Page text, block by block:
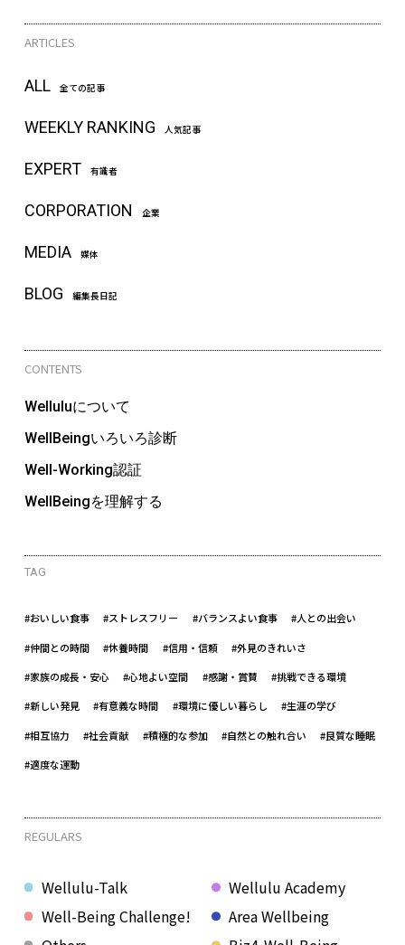
ARTICLES
ALL 全ての記事
WEEKLY RANKING 人気記事
EXPERT 有識者
CORPORATION 企業
MEDIA 媒体
BLOG 編集長日記
CONTENTS
Welluluについて
WellBeingいろいろ診断
Well-Working認証
WellBeingを理解する
TAG
#おいしい食事 #ストレスフリー #バランスよい食事 #人との出会い
#仲間との時間 #休養時間 #信用・信頼 #外見のきれいさ
#家族の成長・安心 #心地よい空間 #感謝・賞賛 #挑戦できる環境
#新しい発見 #有意義な時間 #環境に優しい暮らし #生涯の学び
#相互協力 #社会貢献 #積極的な参加 #自然との触れ合い #良質な睡眠
#適度な運動
REGULARS
Wellulu-Talk
Well-Being Challenge!
Wellulu Academy
Area Wellbeing